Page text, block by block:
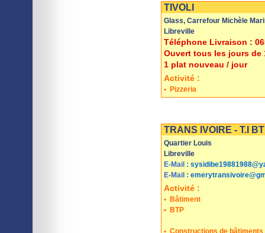
TIVOLI
Glass, Carrefour Michèle
Libreville
Téléphone Livraison :
Ouvert tous les jours de
1 plat nouveau / jour
Activité :
• Pizzeria
TRANS IVOIRE - T.I
Quartier Louis
Libreville
E-Mail :
E-Mail :
Activité :
• Bâtiment
• BTP
• Constructions de bâtiments